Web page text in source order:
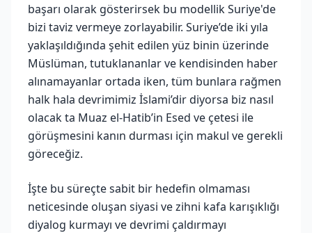
başarı olarak gösterirsek bu modellik Suriye'de
bizi taviz vermeye zorlayabilir. Suriye’de iki yıla
yaklaşıldığında şehit edilen yüz binin üzerinde
Müslüman, tutuklananlar ve kendisinden haber
alınamayanlar ortada iken, tüm bunlara rağmen
halk hala devrimimiz İslami’dir diyorsa biz nasıl
olacak ta Muaz el-Hatib’in Esed ve çetesi ile
görüşmesini kanın durması için makul ve gerekli
göreceğiz.
İşte bu süreçte sabit bir hedefin olmaması
neticesinde oluşan siyasi ve zihni kafa karışıklığı
diyalog kurmayı ve devrimi çaldırmayı